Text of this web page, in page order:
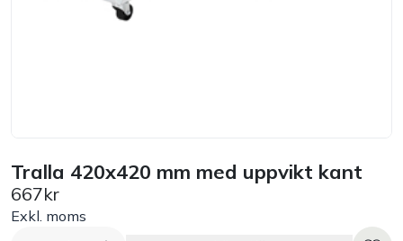
Exponering & servering
Städutrustning
Tralla 420x420 mm med uppvikt kant
667kr
Exkl. moms